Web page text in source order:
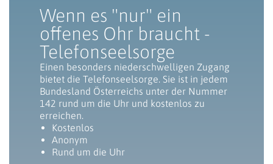
Wenn es "nur" ein
offenes Ohr braucht -
Telefonseelsorge
Einen besonders niederschwelligen Zugang
bietet die Telefonseelsorge. Sie ist in jedem
Bundesland Österreichs unter der Nummer
142 rund um die Uhr und kostenlos zu
erreichen.
Kostenlos
Anonym
Rund um die Uhr